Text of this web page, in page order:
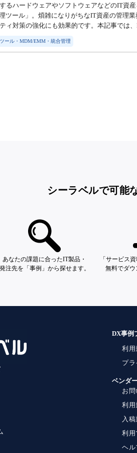
るハードウェアやソフトウェアなどのIT資
理ツール」。煩雑になりがちなIT資産の管理
ィ対策の強化にも効果的です。本記事では
ール・MDM/EMM・統合管理
シーラベルで可能
あなたの課題に合ったIT製品・
発注先を「事例」から探せます。
「サービス
無料でダウ
DX事例
利用
プ
ベンダ
お
利用
入
利用
ヘル